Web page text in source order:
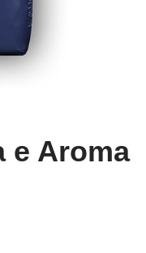
e Aroma